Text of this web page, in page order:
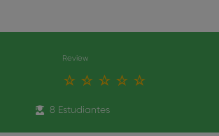
Review
8 Estudiantes